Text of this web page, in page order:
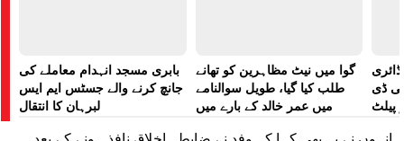
بابری مسجد انہدام معاملے کی
جانچ کرنے والے جسٹس ایم ایس
لبرہان کا انتقال
گوا میں نیٹ مظاہرین کو تھانے
طلب کیا گیا، طویل سوالنامے
میں عمر خالد کے بارے میں
ڈی
پیلٹ